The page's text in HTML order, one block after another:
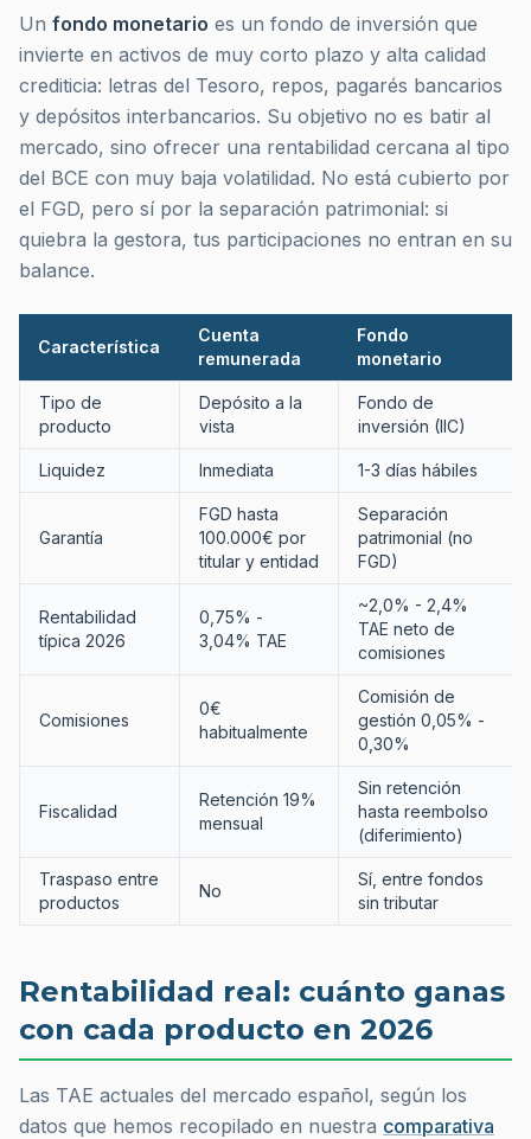
Un fondo monetario es un fondo de inversión que
invierte en activos de muy corto plazo y alta calidad
crediticia: letras del Tesoro, repos, pagarés bancarios
y depósitos interbancarios. Su objetivo no es batir al
mercado, sino ofrecer una rentabilidad cercana al tipo
del BCE con muy baja volatilidad. No está cubierto por
el FGD, pero sí por la separación patrimonial: si
quiebra la gestora, tus participaciones no entran en su
balance.
Característica
Cuenta
remunerada
Fondo
monetario
Tipo de
producto
Depósito a la
vista
Fondo de
inversión (IIC)
Liquidez Inmediata 1-3 días hábiles
Garantía
FGD hasta
100.000€ por
titular y entidad
Separación
patrimonial (no
FGD)
Rentabilidad
típica 2026
0,75% -
3,04% TAE
~2,0% - 2,4%
TAE neto de
comisiones
Comisiones
0€
habitualmente
Comisión de
gestión 0,05% -
0,30%
Fiscalidad
Retención 19%
mensual
Sin retención
hasta reembolso
(diferimiento)
Traspaso entre
productos
No
Sí, entre fondos
sin tributar
Rentabilidad real: cuánto ganas
con cada producto en 2026
Las TAE actuales del mercado español, según los
datos que hemos recopilado en nuestra comparativa